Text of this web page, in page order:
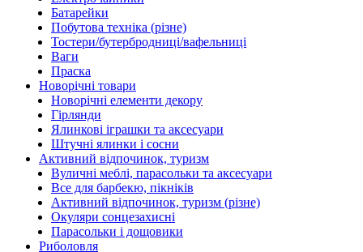
Батарейки
Побутова техніка (різне)
Тостери/бутербродниці/вафельниці
Ваги
Праска
Новорічні товари
Новорічні елементи декору
Гірлянди
Ялинкові іграшки та аксесуари
Штучні ялинки і сосни
Активний відпочинок, туризм
Вуличні меблі, парасольки та аксесуари
Все для барбекю, пікніків
Активний відпочинок, туризм (різне)
Окуляри сонцезахисні
Парасольки і дощовики
Риболовля